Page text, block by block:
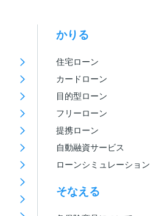
かりる
住宅ローン
カードローン
目的型ローン
フリーローン
提携ローン
自動融資サービス
ローンシミュレーション
そなえる